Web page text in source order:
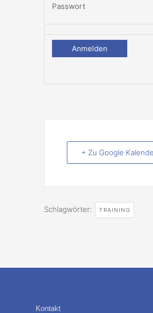
Passwort
+ Zu Google
Schlagwörter: TRAINING
Kontakt